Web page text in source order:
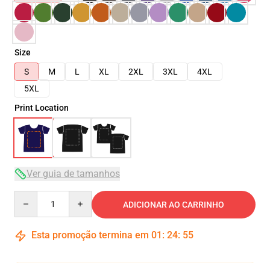
Size
S
M L XL 2XL 3XL
4XL
5XL
Print Location
Ver guia de tamanhos
ADICIONAR AO CARRINHO
Esta promoção termina em 01 : 24: 54